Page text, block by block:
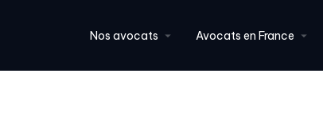
Nos avocats Avocats en France